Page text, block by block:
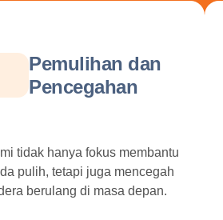
Pemulihan dan
Pencegahan
tidak hanya fokus membantu
pulih, tetapi juga mencegah
berulang di masa depan.